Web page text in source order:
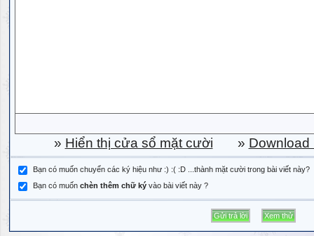
» Hiển thị cửa sổ mặt cười » Download
Bạn có muốn chuyển các ký hiệu như :) :( :D ...thành mặt cười trong bài viết này?
Bạn có muốn chèn thêm chữ ký vào bài viết này ?